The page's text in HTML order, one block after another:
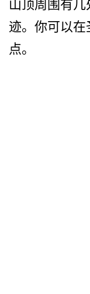
山顶周围有
迹。你可­以
点。